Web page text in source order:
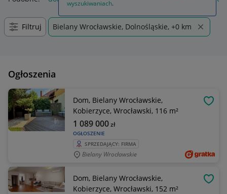
Filtruj Bielany Wrocławskie, Dolnośląskie, +0 km
Ogłoszenia
Dom, Bielany Wrocławskie,
Kobierzyce, Wrocławski, 116 m²
OGŁOSZENIE
1 089 000zł
SPRZEDAJĄCY: FIRMA
Bielany Wrocławskie
Dom, Bielany Wrocławskie,
Kobierzyce, Wrocławski, 152 m²
wyszukiwaniach.